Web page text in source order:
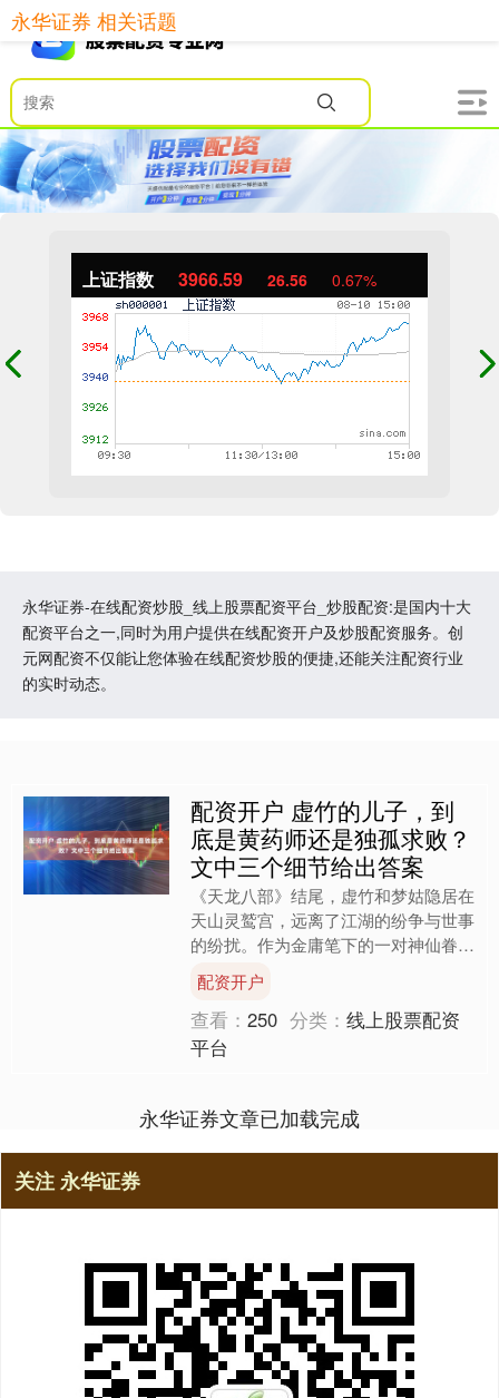
上证指数 3966.59 26.56 0.67%
永华证券-在线配资炒股_线上股票配资平台_炒股配资:是国内十大
配资平台之一,同时为用户提供在线配资开户及炒股配资服务。创
元网配资不仅能让您体验在线配资炒股的便捷,还能关注配资行业
的实时动态。
永华证券 相关话题
配资开户 虚竹的儿子，到
底是黄药师还是独孤求败？
文中三个细节给出答案
《天龙八部》结尾，虚竹和梦姑隐居在
天山灵鹫宫，远离了江湖的纷争与世事
的纷扰。作为金庸笔下的一对神仙眷
侣，他们过上了宁静的生活。除非有些
突如其来的变故，否则他们理....
配资开户
查看：250 分类：线上股票配资
平台
永华证券文章已加载完成
关注 永华证券